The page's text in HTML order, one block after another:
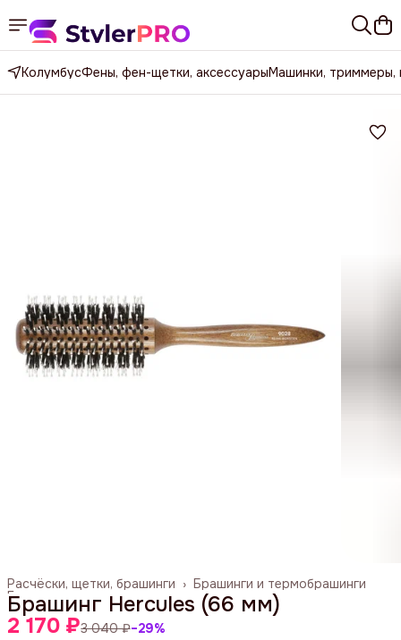
КолумбусФены, фен-щетки, аксессуарыМашинки, триммеры,
Брашинги и термобрашинги
Расчёски, щетки, брашинги ›
Главная ›
Брашинг Hercules (66 мм)
2 170 ₽3 040 ₽−29%